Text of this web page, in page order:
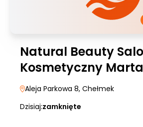
Natural Beauty
Kosmetyczny
Aleja Parkowa 8, Chełmek
Dzisiaj:zamknięte